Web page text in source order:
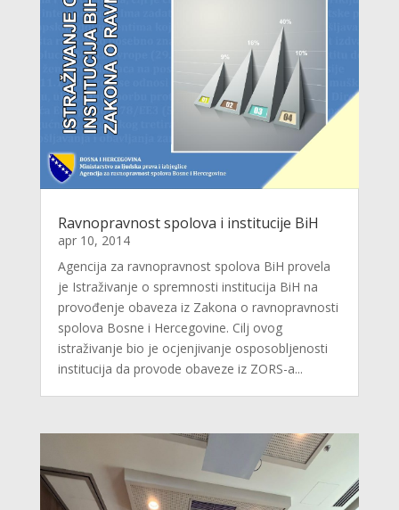
Ravnopravnost spolova i institucije BiH
apr 10, 2014
Agencija za ravnopravnost spolova BiH provela
je Istraživanje o spremnosti institucija BiH na
provođenje obaveza iz Zakona o ravnopravnosti
spolova Bosne i Hercegovine. Cilj ovog
istraživanje bio je ocjenjivanje osposobljenosti
institucija da provode obaveze iz ZORS-a...